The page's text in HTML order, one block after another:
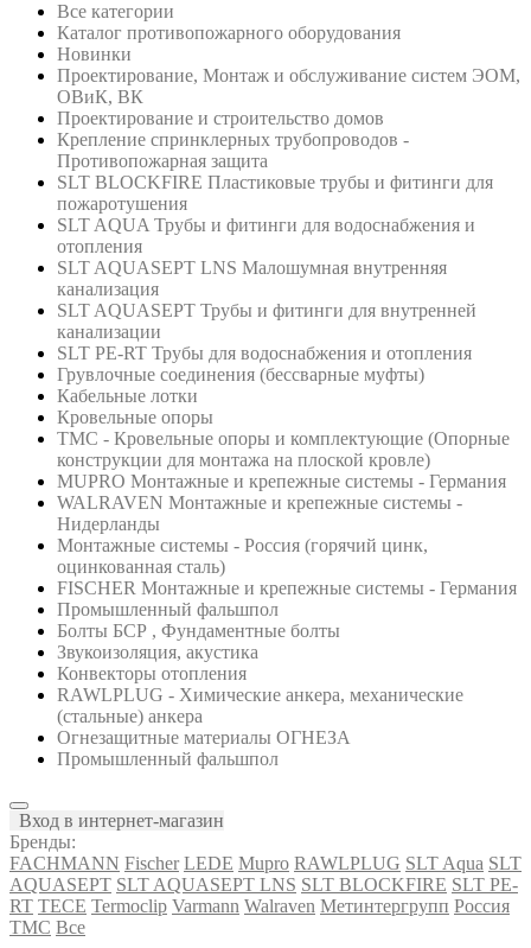
Все категории
Каталог противопожарного оборудования
Новинки
Проектирование, Монтаж и обслуживание систем ЭОМ,
ОВиК, ВК
Проектирование и строительство домов
Крепление спринклерных трубопроводов -
Противопожарная защита
SLT BLOCKFIRE Пластиковые трубы и фитинги для
пожаротушения
SLT AQUA Трубы и фитинги для водоснабжения и
отопления
SLT AQUASEPT LNS Малошумная внутренняя
канализация
SLT AQUASEPT Трубы и фитинги для внутренней
канализации
SLT PE-RT Трубы для водоснабжения и отопления
Грувлочные соединения (бессварные муфты)
Кабельные лотки
Кровельные опоры
ТМС - Кровельные опоры и комплектующие (Опорные
конструкции для монтажа на плоской кровле)
MUPRO Монтажные и крепежные системы - Германия
WALRAVEN Монтажные и крепежные системы -
Нидерланды
Монтажные системы - Россия (горячий цинк,
оцинкованная сталь)
FISCHER Монтажные и крепежные системы - Германия
Промышленный фальшпол
Болты БСР , Фундаментные болты
Звукоизоляция, акустика
Конвекторы отопления
RAWLPLUG - Химические анкера, механические
(стальные) анкера
Огнезащитные материалы ОГНЕЗА
Промышленный фальшпол
Вход в интернет-магазин
Бренды:
FACHMANN Fischer LEDE Mupro RAWLPLUG SLT Aqua SLT
AQUASEPT SLT AQUASEPT LNS SLT BLOCKFIRE SLT PE-
RT TECE Termoclip Varmann Walraven Метинтергрупп Россия
ТМС Все